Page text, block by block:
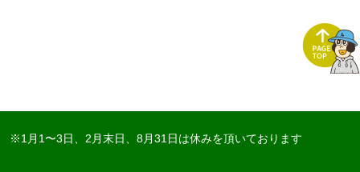
※1月1〜3日、2月末日、8月31日は休みを頂いております